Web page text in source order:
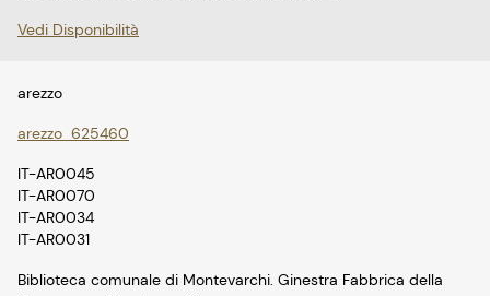
Vedi Disponibilità
arezzo
arezzo_625460
IT-AR0045
IT-AR0070
IT-AR0034
IT-AR0031
Biblioteca comunale di Montevarchi. Ginestra Fabbrica della